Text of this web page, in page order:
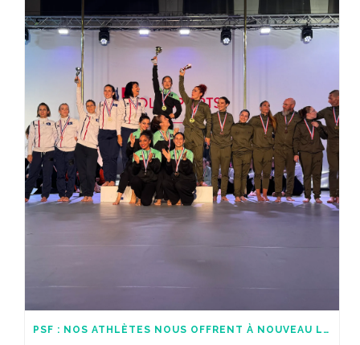
PSF : NOS ATHLÈTES NOUS OFFRENT À NOUVEAU LE TROPHÉE DES STUDIOS !